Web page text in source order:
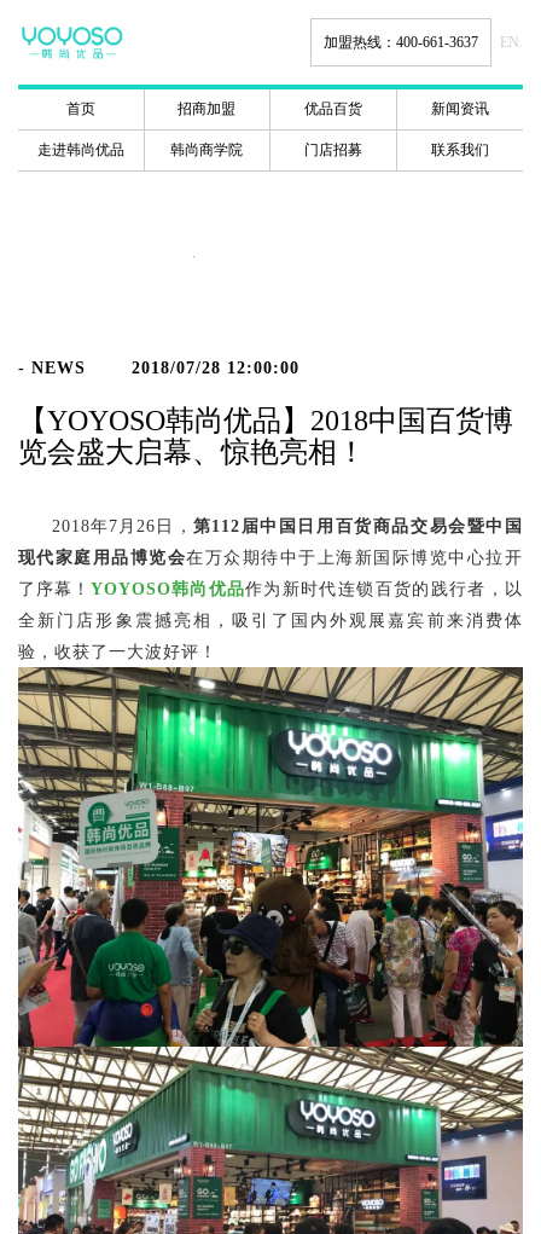
加盟热线：400-661-3637 EN.
首页 招商加盟 优品百货 新闻资讯
走进韩尚优品 韩尚商学院 门店招募 联系我们
- NEWS 2018/07/28 12:00:00
【YOYOSO韩尚优品】2018中国百货博
览会盛大启幕、惊艳亮相！
2018年7 月 26 日， 第112届中国日用百货商品交易会暨中国
现代家庭用品博览会在万众期待中于上海新国际博览中心拉开
了序幕 ！ YOYOSO韩尚优品作为新时代连锁百货的践行者，以
全新门店形象震撼亮相，吸引了国内外观展嘉宾前来消费体
验，收获了一大波好评！